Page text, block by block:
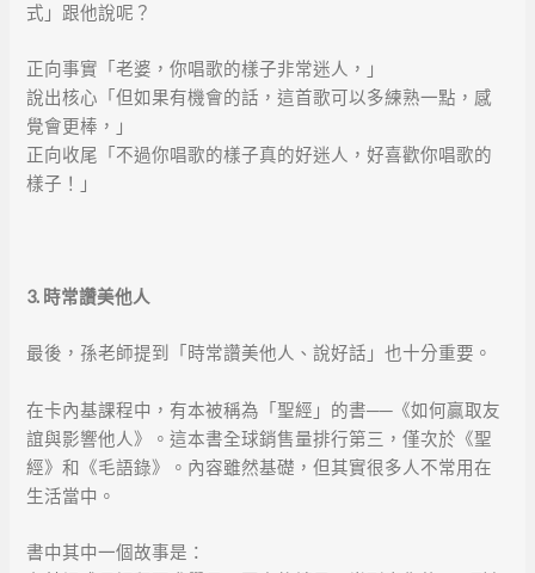
式」跟他說呢？
正向事實「老婆，你唱歌的樣子非常迷人，」
說出核心「但如果有機會的話，這首歌可以多練熟一點，感
覺會更棒，」
正向收尾「不過你唱歌的樣子真的好迷人，好喜歡你唱歌的
樣子！」
3. 時常讚美他人
最後，孫老師提到「時常讚美他人、說好話」也十分重要。
在卡內基課程中，有本被稱為「聖經」的書──《如何贏取友
誼與影響他人》。這本書全球銷售量排行第三，僅次於《聖
經》和《毛語錄》。內容雖然基礎，但其實很多人不常用在
生活當中。
書中其中一個故事是：